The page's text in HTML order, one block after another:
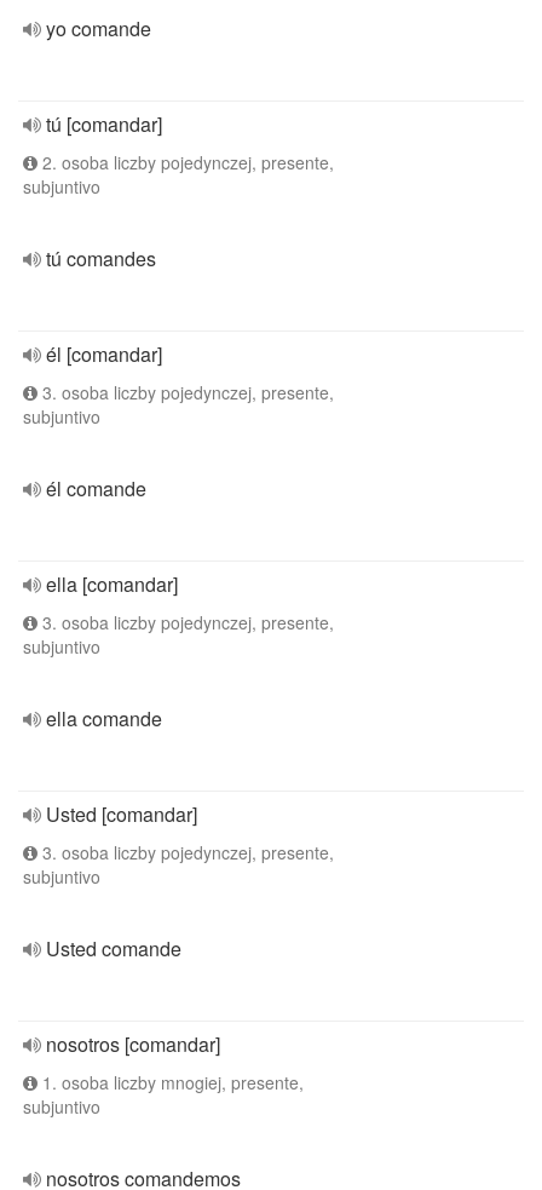
yo comande
tú [comandar]
2. osoba liczby pojedynczej, presente,
subjuntivo
tú comandes
él [comandar]
3. osoba liczby pojedynczej, presente,
subjuntivo
él comande
ella [comandar]
3. osoba liczby pojedynczej, presente,
subjuntivo
ella comande
Usted [comandar]
3. osoba liczby pojedynczej, presente,
subjuntivo
Usted comande
nosotros [comandar]
1. osoba liczby mnogiej, presente,
subjuntivo
nosotros comandemos